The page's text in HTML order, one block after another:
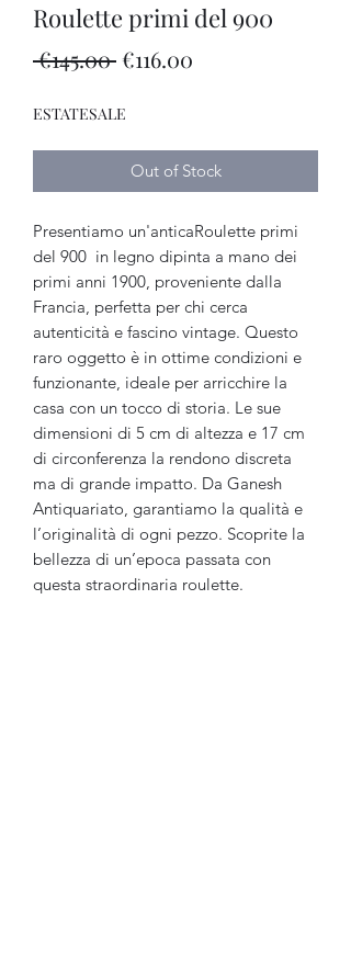
Roulette primi del 900
€145.00 Regular
€116.00
ESTATESALE
Out of Stock
Presentiamo un'anticaRoulette primi
del 900 in legno dipinta a mano dei
primi anni 1900, proveniente dalla
Francia, perfetta per chi cerca
autenticità e fascino vintage. Questo
raro oggetto è in ottime condizioni e
funzionante, ideale per arricchire la
casa con un tocco di storia. Le sue
dimensioni di 5 cm di altezza e 17 cm
di circonferenza la rendono discreta
ma di grande impatto. Da Ganesh
Antiquariato, garantiamo la qualità e
l’originalità di ogni pezzo. Scoprite la
bellezza di un’epoca passata con
questa straordinaria roulette.